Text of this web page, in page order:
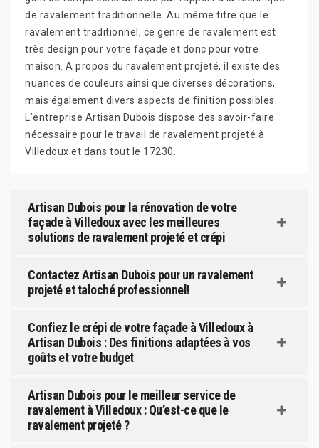
de ravalement traditionnelle. Au même titre que le
ravalement traditionnel, ce genre de ravalement est
très design pour votre façade et donc pour votre
maison. A propos du ravalement projeté, il existe des
nuances de couleurs ainsi que diverses décorations,
mais également divers aspects de finition possibles.
L’entreprise Artisan Dubois dispose des savoir-faire
nécessaire pour le travail de ravalement projeté à
Villedoux et dans tout le 17230.
Artisan Dubois pour la rénovation de votre
façade à Villedoux avec les meilleures
solutions de ravalement projeté et crépi
Contactez Artisan Dubois pour un ravalement
projeté et taloché professionnel!
Confiez le crépi de votre façade à Villedoux à
Artisan Dubois : Des finitions adaptées à vos
goûts et votre budget
Artisan Dubois pour le meilleur service de
ravalement à Villedoux : Qu’est-ce que le
ravalement projeté ?